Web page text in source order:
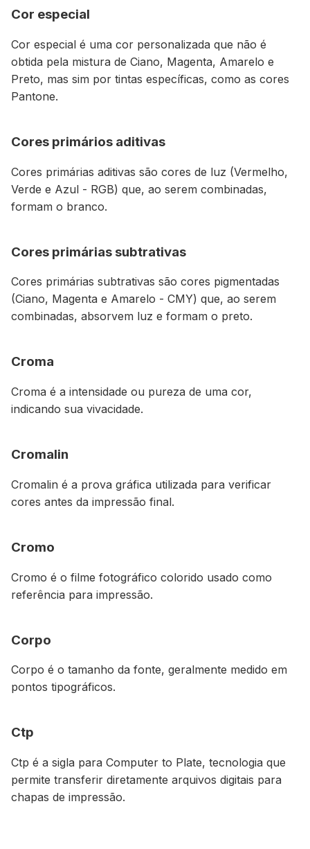
Cor especial
Cor especial é uma cor personalizada que não é
obtida pela mistura de Ciano, Magenta, Amarelo e
Preto, mas sim por tintas específicas, como as cores
Pantone.
Cores primários aditivas
Cores primárias aditivas são cores de luz (Vermelho,
Verde e Azul - RGB) que, ao serem combinadas,
formam o branco.
Cores primárias subtrativas
Cores primárias subtrativas são cores pigmentadas
(Ciano, Magenta e Amarelo - CMY) que, ao serem
combinadas, absorvem luz e formam o preto.
Croma
Croma é a intensidade ou pureza de uma cor,
indicando sua vivacidade.
Cromalin
Cromalin é a prova gráfica utilizada para verificar
cores antes da impressão final.
Cromo
Cromo é o filme fotográfico colorido usado como
referência para impressão.
Corpo
Corpo é o tamanho da fonte, geralmente medido em
pontos tipográficos.
Ctp
Ctp é a sigla para Computer to Plate, tecnologia que
permite transferir diretamente arquivos digitais para
chapas de impressão.